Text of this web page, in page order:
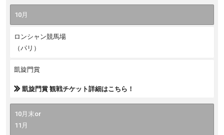
10月
ロンシャン競馬場
（パリ）
凱旋門賞
凱旋門賞 観戦チケット詳細はこちら！
10月末or
11月